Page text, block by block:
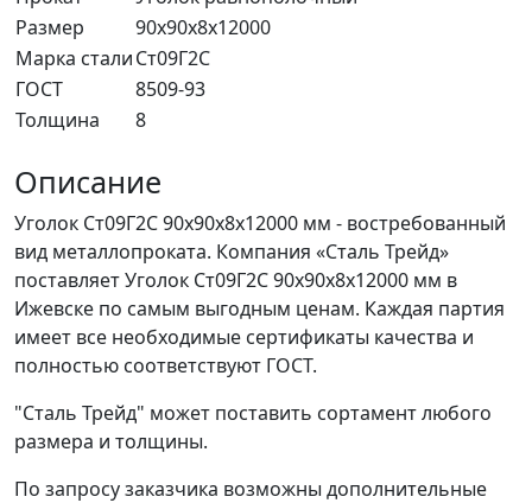
Размер
90x90x8x12000
Марка сталиСт09Г2С
ГОСТ
8509-93
Толщина
8
Описание
Уголок Ст09Г2С 90x90x8x12000 мм - востребованный
вид металлопроката. Компания «Сталь Трейд»
поставляет Уголок Ст09Г2С 90x90x8x12000 мм в
Ижевске по самым выгодным ценам. Каждая партия
имеет все необходимые сертификаты качества и
полностью соответствуют ГОСТ.
"Сталь Трейд" может поставить сортамент любого
размера и толщины.
По запросу заказчика возможны дополнительные